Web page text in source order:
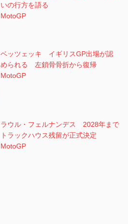
いの行方を語る
MotoGP
ベッツェッキ イギリスGP出場が認
められる 左鎖骨骨折から復帰
MotoGP
ラウル・フェルナンデス 2028年まで
トラックハウス残留が正式決定
MotoGP